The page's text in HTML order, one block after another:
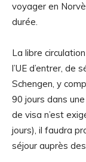
voyager en
durée.
La libre
l’UE d’entrer, de
Schengen, y
90 jours dans
de visa n’est
jours), il faudra
séjour auprès